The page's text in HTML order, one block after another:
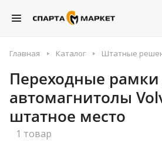
Главная Каталог Штатные
Переходные рамки
автомагнитолы
штатное место
1 товар